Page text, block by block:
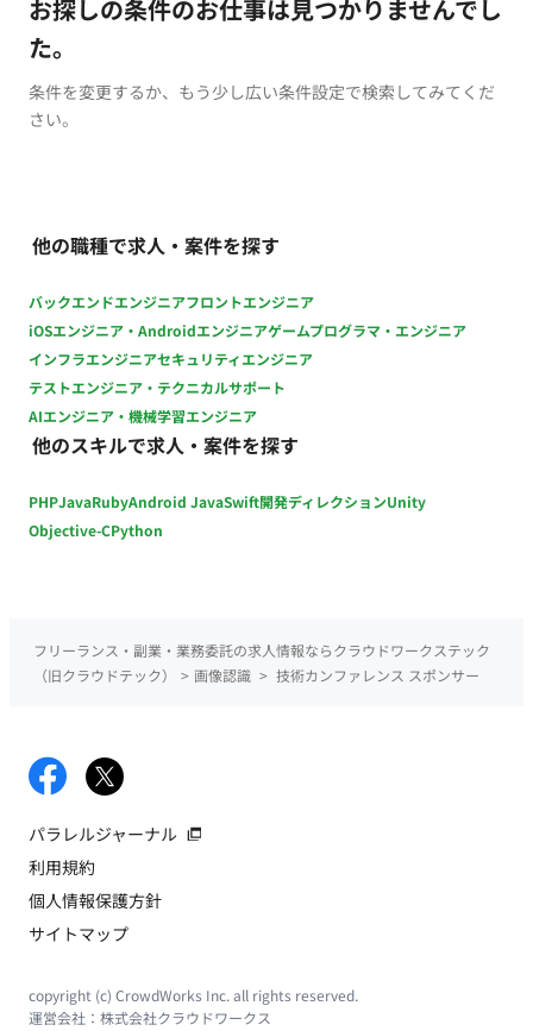
お探しの条件のお仕事は見つかりませんでし
た。
条件を変更するか、もう少し広い条件設定で検索してみてくだ
さい。
他の職種で求人・案件を探す
バックエンドエンジニアフロントエンジニア
iOSエンジニア・Androidエンジニアゲームプログラマ・エンジニア
インフラエンジニアセキュリティエンジニア
テストエンジニア・テクニカルサポート
AIエンジニア・機械学習エンジニア
他のスキルで求人・案件を探す
PHPJavaRubyAndroid JavaSwift開発ディレクションUnity
Objective-CPython
フリーランス・副業・業務委託の求人情報ならクラウドワークステック
（旧クラウドテック）
> 画像認識 > 技術カンファレンス スポンサー
パラレルジャーナル
利用規約
個人情報保護方針
サイトマップ
copyright (c) CrowdWorks Inc. all rights reserved.
運営会社： 株式会社クラウドワークス